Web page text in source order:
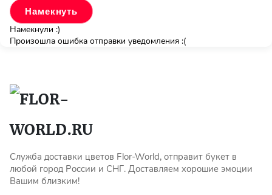
Намекнули :)
Произошла ошибка отправки уведомления :(
Служба доставки цветов Flor-World, отправит букет в
любой город России и СНГ. Доставляем хорошие эмоции
Вашим близким!